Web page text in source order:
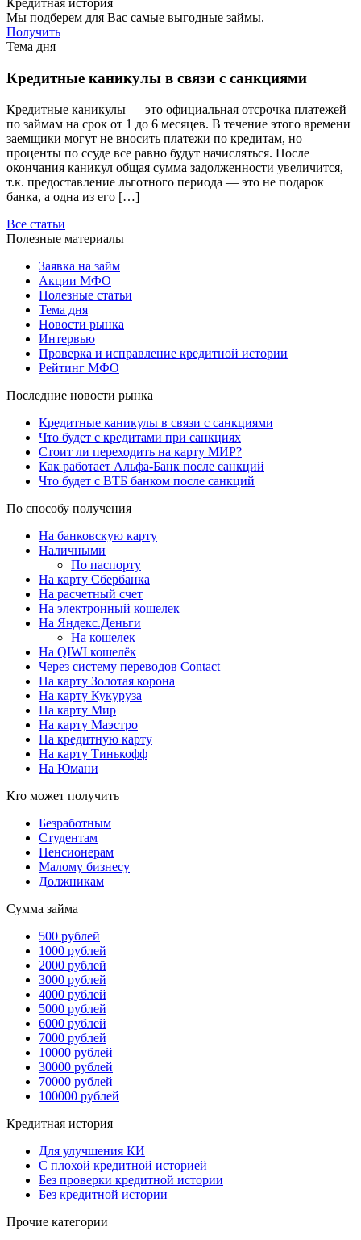
Кредитная история
Мы подберем для Вас самые выгодные займы.
Получить
Тема дня
Кредитные каникулы в связи с санкциями
Кредитные каникулы — это официальная отсрочка платежей
по займам на срок от 1 до 6 месяцев. В течение этого времени
заемщики могут не вносить платежи по кредитам, но
проценты по ссуде все равно будут начисляться. После
окончания каникул общая сумма задолженности увеличится,
т.к. предоставление льготного периода — это не подарок
банка, а одна из его […]
Все статьи
Полезные материалы
Заявка на займ
Акции МФО
Полезные статьи
Тема дня
Новости рынка
Интервью
Проверка и исправление кредитной истории
Рейтинг МФО
Последние новости рынка
Кредитные каникулы в связи с санкциями
Что будет с кредитами при санкциях
Стоит ли переходить на карту МИР?
Как работает Альфа-Банк после санкций
Что будет с ВТБ банком после санкций
По способу получения
На банковскую карту
Наличными
По паспорту
На карту Сбербанка
На расчетный счет
На электронный кошелек
На Яндекс.Деньги
На кошелек
На QIWI кошелёк
Через систему переводов Contact
На карту Золотая корона
На карту Кукуруза
На карту Мир
На карту Маэстро
На кредитную карту
На карту Тинькофф
На Юмани
Кто может получить
Безработным
Студентам
Пенсионерам
Малому бизнесу
Должникам
Сумма займа
500 рублей
1000 рублей
2000 рублей
3000 рублей
4000 рублей
5000 рублей
6000 рублей
7000 рублей
10000 рублей
30000 рублей
70000 рублей
100000 рублей
Кредитная история
Для улучшения КИ
С плохой кредитной историей
Без проверки кредитной истории
Без кредитной истории
Прочие категории